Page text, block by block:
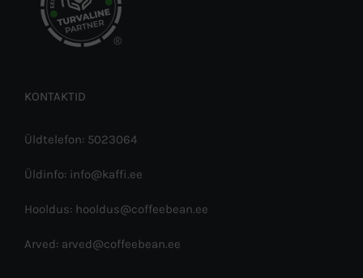
®
KONTAKTID
Üldtelefon: 5023064
Üldinfo: info@kaffi.ee
Hooldus: hooldus@coffeebean.ee
Arved: arved@coffeebean.ee